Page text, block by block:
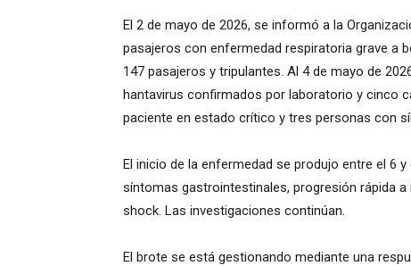
El 2 de mayo de 2026, se informó a la
pasajeros con enfermedad respiratoria grave a
147 pasajeros y tripulantes. Al 4 de mayo de
hantavirus confirmados por laboratorio y cinco
paciente en estado crítico y tres personas con
El inicio de la enfermedad se produjo entre el 6
síntomas gastrointestinales, progresión rápida
shock. Las investigaciones continúan.
El brote se está gestionando mediante una